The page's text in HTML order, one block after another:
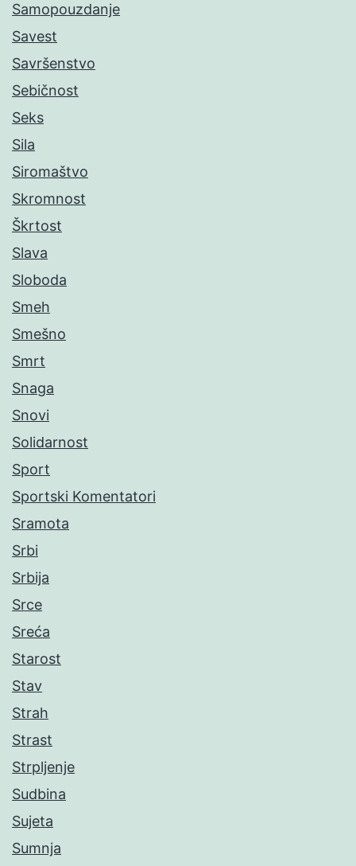
Samopouzdanje
Savest
Savršenstvo
Sebičnost
Seks
Sila
Siromaštvo
Skromnost
Škrtost
Slava
Sloboda
Smeh
Smešno
Smrt
Snaga
Snovi
Solidarnost
Sport
Sportski Komentatori
Sramota
Srbi
Srbija
Srce
Sreća
Starost
Stav
Strah
Strast
Strpljenje
Sudbina
Sujeta
Sumnja